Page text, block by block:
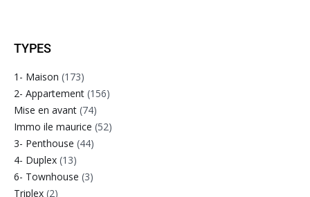
TYPES
1- Maison (173)
2- Appartement (156)
Mise en avant (74)
Immo ile maurice (52)
3- Penthouse (44)
4- Duplex (13)
6- Townhouse (3)
Triplex (2)